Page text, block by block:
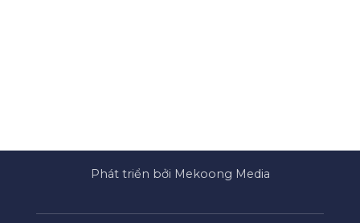
Phát triển bởi Mekoong Media